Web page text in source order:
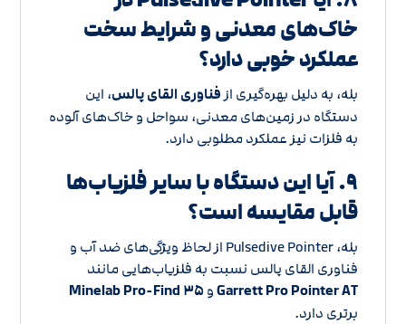
خاک‌های معدنی و شرایط سخت
عملکرد خوبی دارد؟
بله، به دلیل بهره‌گیری از فناوری القای پالس، این
دستگاه در زمین‌های معدنی، سواحل و خاک‌های آلوده
به فلزات نیز عملکرد مطلوبی دارد.
۹. آیا این دستگاه با سایر فلزیاب‌ها
قابل مقایسه است؟
بله، Pulsedive Pointer از لحاظ ویژگی‌های ضد آب و
فناوری القای پالس نسبت به فلزیاب‌هایی مانند
Garrett Pro Pointer ATوMinelab Pro-Find ۳۵
برتری دارد.